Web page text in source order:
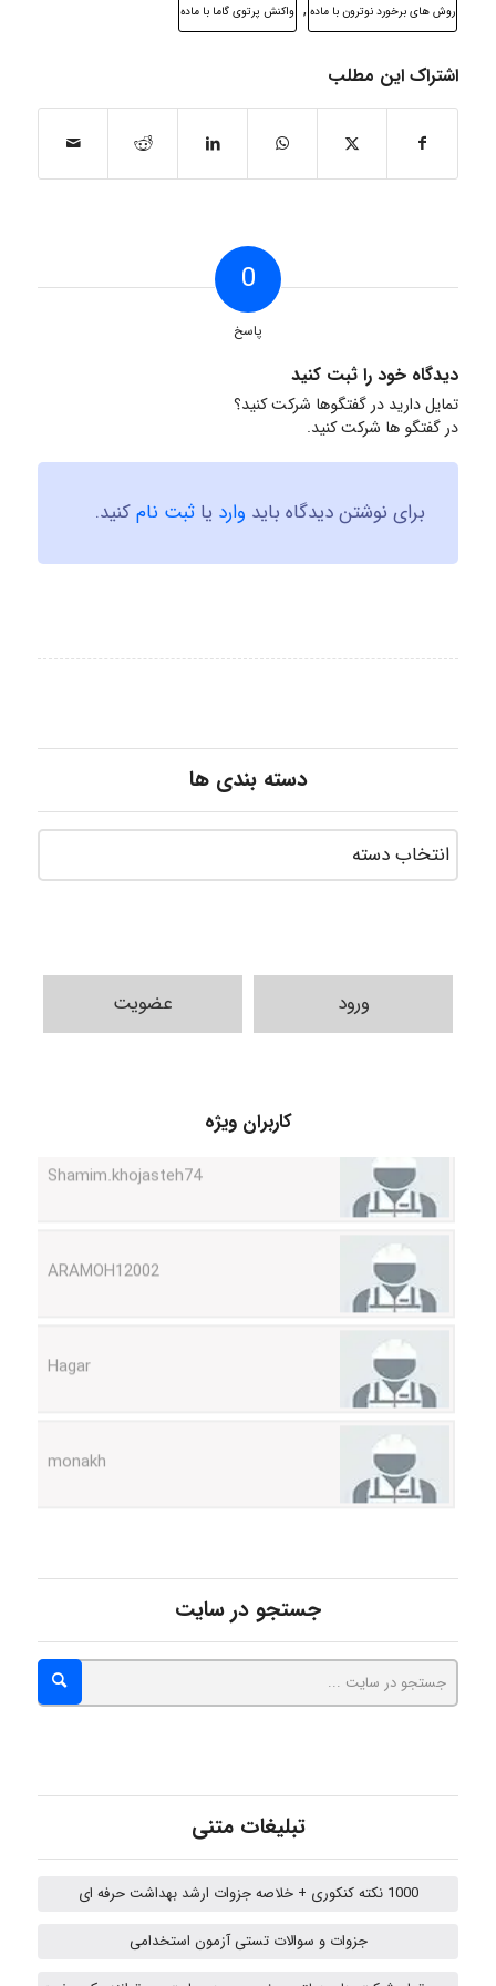
روش های برخورد نوترون با ماده , واکنش پرتوی گاما با ماده
اشتراک این مطلب
0
پاسخ
دیدگاه خود را ثبت کنید
تمایل دارید در گفتگوها شرکت کنید؟
در گفتگو ها شرکت کنید.
برای نوشتن دیدگاه باید وارد یا ثبت نامکنید.
دسته بندی ها
ورود عضویت
کاربران ویژه
arman.m
جستجو در سایت
تبلیغات متنی
1000 نکته کنکوری + خلاصه جزوات ارشد بهداشت حرفه ای
جزوات و سوالات تستی آزمون استخدامی